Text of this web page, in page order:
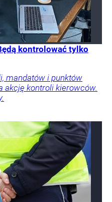
kontrolować tylko
mandatów i punktów
akcję kontroli kierowców.